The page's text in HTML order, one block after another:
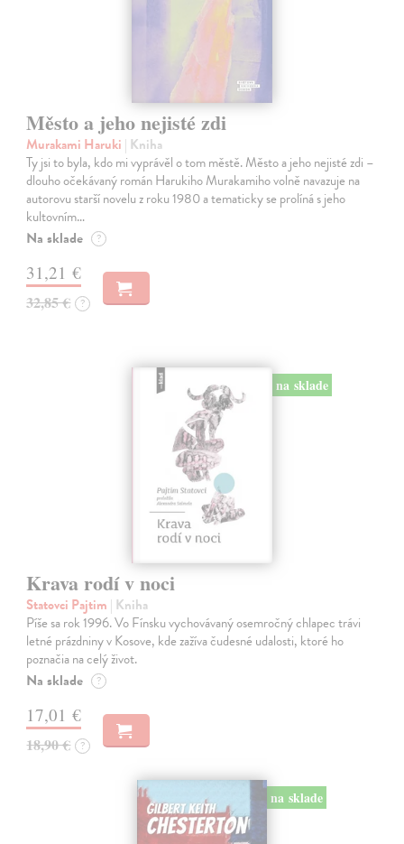
Město a jeho nejisté zdi
Murakami Haruki | Kniha
Ty jsi to byla, kdo mi vyprávěl o tom městě. Město a jeho nejisté zdi –
dlouho očekávaný román Harukiho Murakamiho volně navazuje na
autorovu starší novelu z roku 1980 a tematicky se prolíná s jeho
kultovním…
Na sklade ?
31,21 €
32,85 € ?
na sklade
Krava rodí v noci
Statovci Pajtim | Kniha
Píše sa rok 1996. Vo Fínsku vychovávaný osemročný chlapec trávi
letné prázdniny v Kosove, kde zažíva čudesné udalosti, ktoré ho
poznačia na celý život.
Na sklade ?
17,01 €
18,90 € ?
na sklade